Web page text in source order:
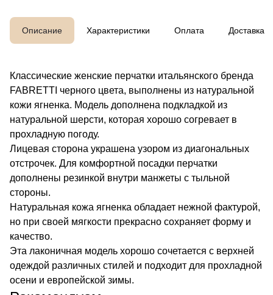
Описание Характеристики Оплата Доставка
Классические женские перчатки итальянского бренда
FABRETTI черного цвета, выполнены из натуральной
кожи ягненка. Модель дополнена подкладкой из
натуральной шерсти, которая хорошо согревает в
прохладную погоду.
Лицевая сторона украшена узором из диагональных
отстрочек. Для комфортной посадки перчатки
дополнены резинкой внутри манжеты с тыльной
стороны.
Натуральная кожа ягненка обладает нежной фактурой,
но при своей мягкости прекрасно сохраняет форму и
качество.
Эта лаконичная модель хорошо сочетается с верхней
одеждой различных стилей и подходит для прохладной
осени и европейской зимы.